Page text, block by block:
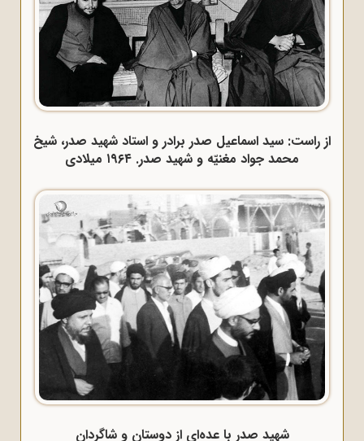
از راست: سید اسماعیل صدر برادر و استاد شهید صدر، شیخ
محمد جواد مغنیّه و شهید صدر. ۱۹۶۴ میلادی
شهید صدر با عده‌ای از دوستان و شاگردان